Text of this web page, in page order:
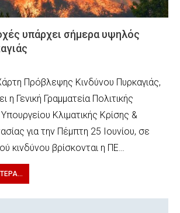
υπάρχει σήμερα υψηλός
Πρόβλεψης Κινδύνου Πυρκαγιάς,
η Γενική Γραμματεία Πολιτικής
Κλιματικής Κρίσης &
για την Πέμπτη 25 Ιουνίου, σε
κινδύνου βρίσκονται η ΠΕ…